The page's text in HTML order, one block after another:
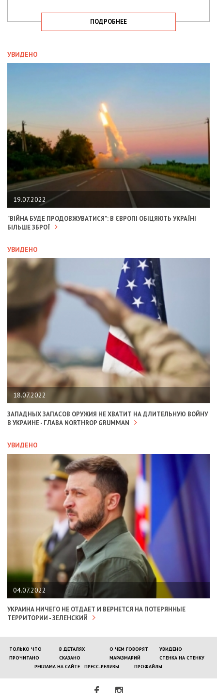
ПОДРОБНЕЕ
УВИДЕНО
19.07.2022
"ВІЙНА БУДЕ ПРОДОВЖУВАТИСЯ": В ЄВРОПІ ОБІЦЯЮТЬ УКРАЇНІ
БІЛЬШЕ ЗБРОЇ
УВИДЕНО
18.07.2022
ЗАПАДНЫХ ЗАПАСОВ ОРУЖИЯ НЕ ХВАТИТ НА ДЛИТЕЛЬНУЮ ВОЙНУ
В УКРАИНЕ - ГЛАВА NORTHROP GRUMMAN
УВИДЕНО
04.07.2022
УКРАИНА НИЧЕГО НЕ ОТДАЕТ И ВЕРНЕТСЯ НА ПОТЕРЯННЫЕ
ТЕРРИТОРИИ - ЗЕЛЕНСКИЙ
ТОЛЬКО ЧТО В ДЕТАЛЯХ О ЧЕМ ГОВОРЯТ
УВИДЕНО
ПРОЧИТАНО
СКАЗАНО МАРАЗМАРИЙ
СТЕНКА НА СТЕНКУ
РЕКЛАМА НА САЙТЕ
ПРЕСС-РЕЛИЗЫ ПРОФАЙЛЫ